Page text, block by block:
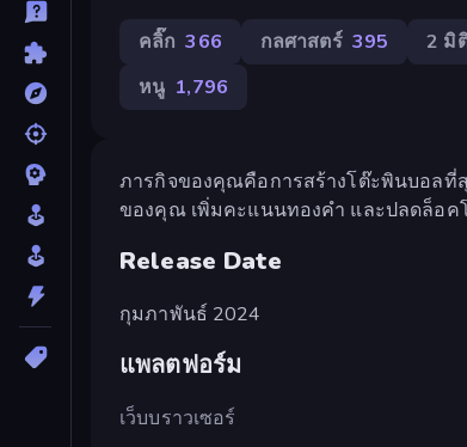
คลิ๊ก 366 กลศาสตร์ 395 2 มิ
หนู 1,796
ภารกิจของคุณคือการสร้างโต๊ะพินบอลที่
ของคุณ เพิ่มคะแนนทองคำ และปลดล็อคโ
Release Date
กุมภาพันธ์ 2024
แพลตฟอร์ม
เว็บบราวเซอร์